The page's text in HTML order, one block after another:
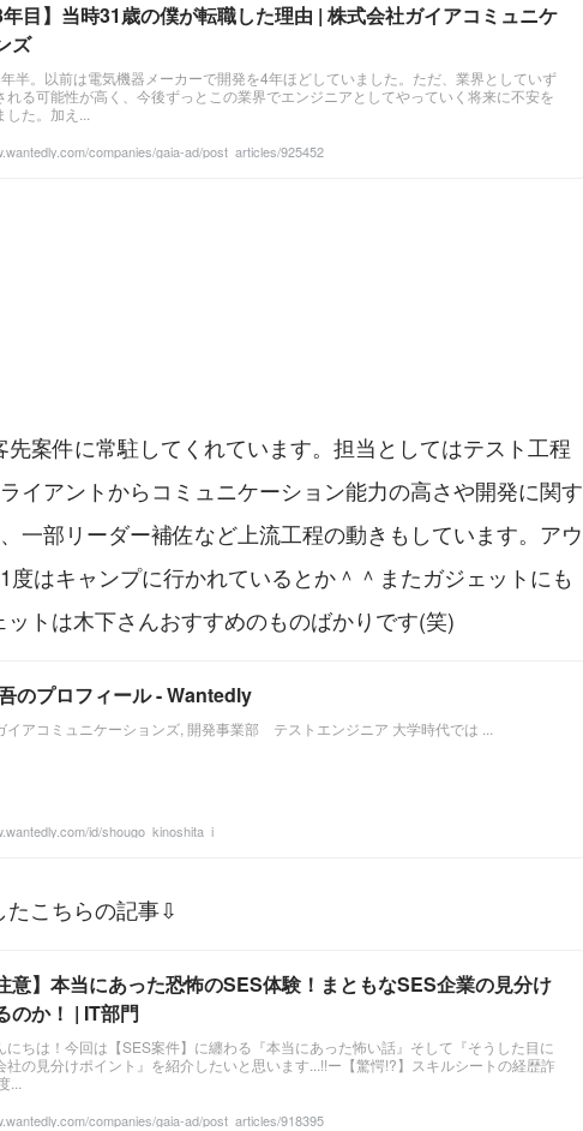
年目】当時31歳の僕が転職した理由 | 株式会社ガイアコミュニケ
ズ
半。以前は電気機器メーカーで開発を4年ほどしていました。ただ、業界としていず
れる可能性が高く、今後ずっとこの業界でエンジニアとしてやっていく将来に不安を
た。加え...
companies/gaia-ad/post_articles/925452
案件に常駐してくれています。担当としてはテスト工程
イアントからコミュニケーション能力の高さや開発に関す
一部リーダー補佐など上流工程の動きもしています。アウ
度はキャンプに行かれているとか＾＾またガジェットにも
トは木下さんおすすめのものばかりです(笑)
のプロフィール - Wantedly
イアコミュニケーションズ, 開発事業部 テストエンジニア 大学時代では ...
id/shougo_kinoshita_i
たこちらの記事⇩
意】本当にあった恐怖のSES体験！まともなSES企業の見分け
のか！ | IT部門
にちは！今回は【SES案件】に纏わる『本当にあった怖い話』そして『そうした目に
社の見分けポイント』を紹介したいと思います...!!ー【驚愕!?】スキルシートの経歴詐
companies/gaia-ad/post_articles/918395